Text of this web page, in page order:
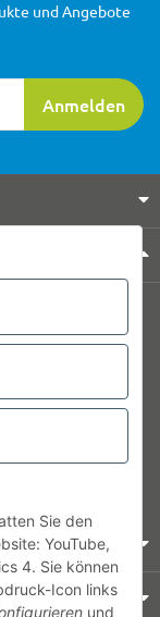
Sie den
YouTube,
4. Sie können
Icon links
und
Anmelden
und Angebote